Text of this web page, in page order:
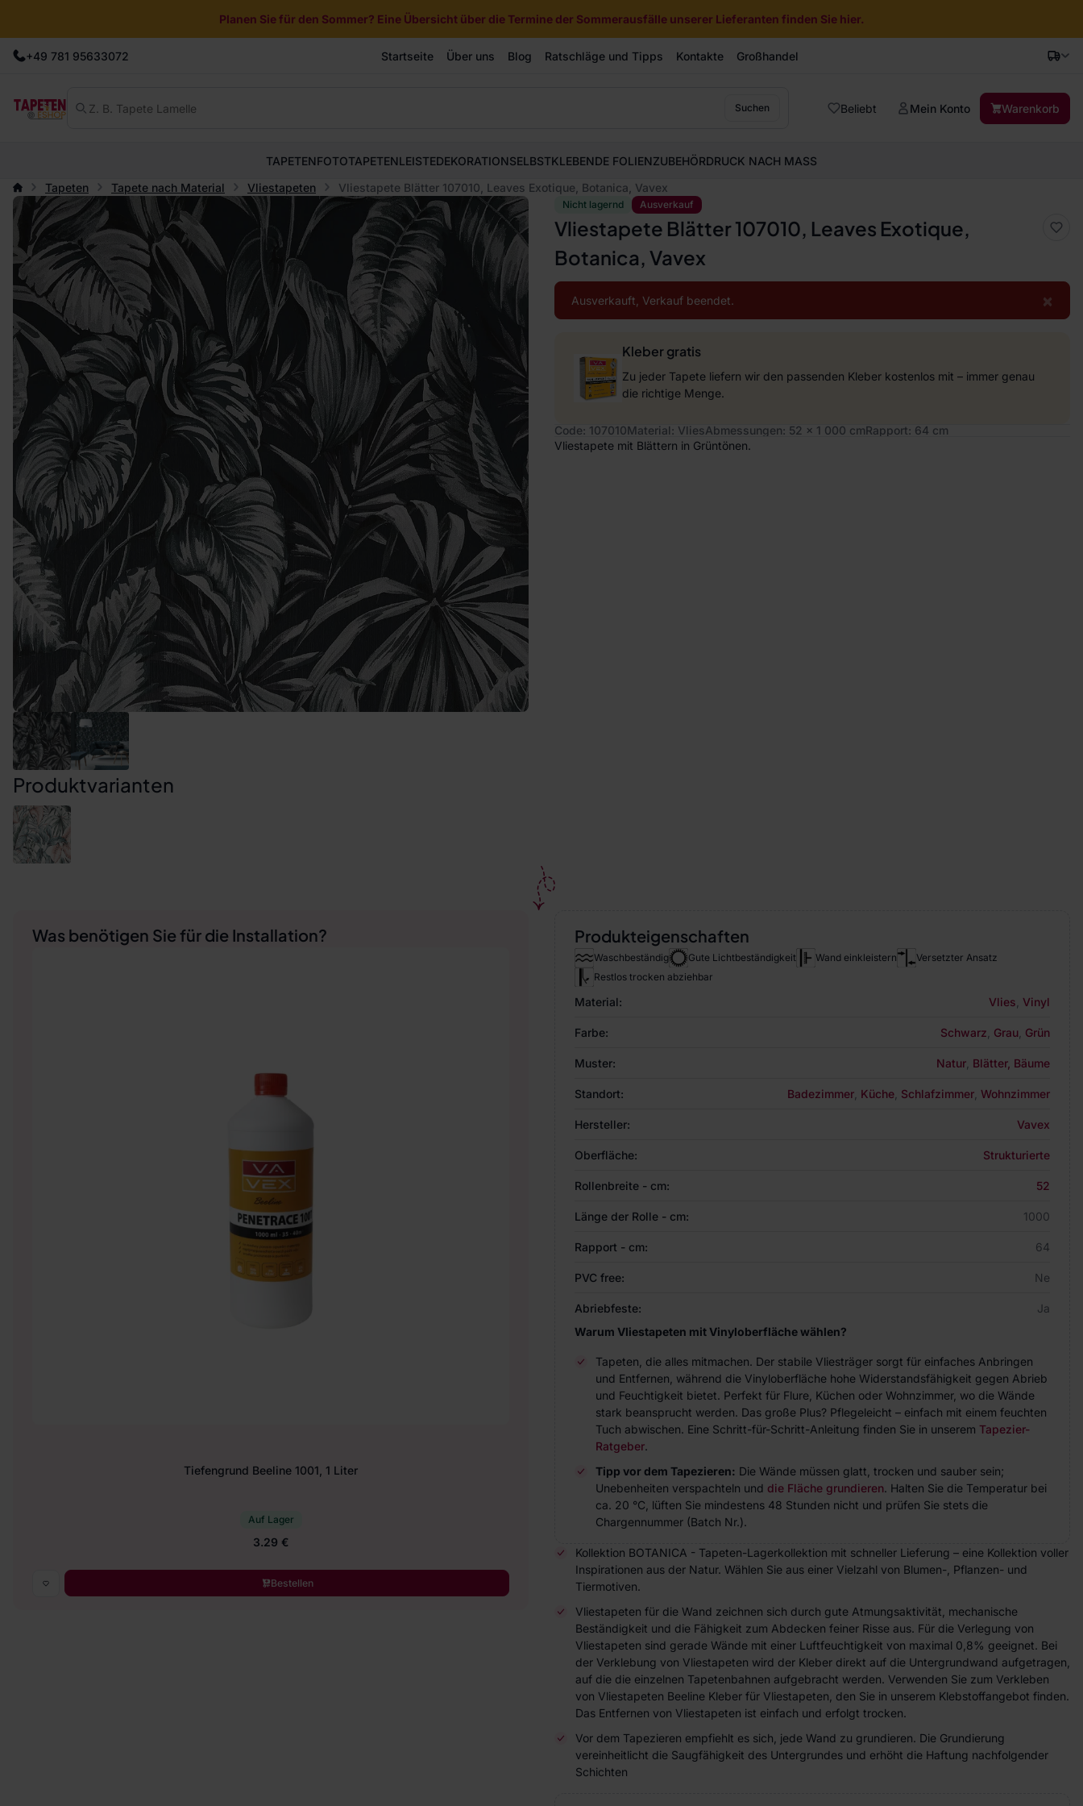
Planen Sie für den Sommer? Eine Übersicht über die Termine der Sommerausfälle unserer Lieferanten finden Sie hier.
+49 781 95633072 Startseite Über uns Blog Ratschläge und Tipps Kontakte Großhandel
Suchen Beliebt Mein Konto Warenkorb
TAPETENFOTOTAPETENLEISTEDEKORATIONSELBSTKLEBENDE FOLIENZUBEHÖRDRUCK NACH MASS
Tapeten
Tapete nach Material Vliestapeten Vliestapete Blätter 107010, Leaves Exotique, Botanica, Vavex
Nicht lagernd Ausverkauf
Vliestapete Blätter 107010, Leaves Exotique,
Botanica, Vavex
×
Ausverkauft, Verkauf beendet.
Kleber gratis
Zu jeder Tapete liefern wir den passenden Kleber kostenlos mit – immer genau
die richtige Menge.
Code: 107010Material: VliesAbmessungen: 52 x 1 000 cmRapport: 64 cm
Vliestapete mit Blättern in Grüntönen.
Produktvarianten
Produkteigenschaften
Waschbeständig Gute Lichtbeständigkeit Wand einkleistern
Versetzter Ansatz
Restlos trocken abziehbar
Material: Vlies Vinyl
Farbe: Schwarz Grau Grün
Muster: Natur Blätter, Bäume
Standort: Badezimmer Küche Schlafzimmer Wohnzimmer
Hersteller: Vavex
Oberfläche: Strukturierte
Rollenbreite - cm: 52
Länge der Rolle - cm: 1000
Rapport - cm: 64
PVC free: Ne
Abriebfeste:
Ja
Warum Vliestapeten mit Vinyloberfläche wählen?
Tapeten, die alles mitmachen. Der stabile Vliesträger sorgt für einfaches Anbringen
und Entfernen, während die Vinyloberfläche hohe Widerstandsfähigkeit gegen Abrieb
und Feuchtigkeit bietet. Perfekt für Flure, Küchen oder Wohnzimmer, wo die Wände
stark beansprucht werden. Das große Plus? Pflegeleicht – einfach mit einem feuchten
Tuch abwischen. Eine Schritt-für-Schritt-Anleitung finden Sie in unserem Tapezier-
Ratgeber.
Tipp vor dem Tapezieren: Die Wände müssen glatt, trocken und sauber sein;
Unebenheiten verspachteln und die Fläche grundieren. Halten Sie die Temperatur bei
ca. 20 °C, lüften Sie mindestens 48 Stunden nicht und prüfen Sie stets die
Chargennummer (Batch Nr.).
Kollektion BOTANICA - Tapeten-Lagerkollektion mit schneller Lieferung – eine Kollektion voller
Inspirationen aus der Natur. Wählen Sie aus einer Vielzahl von Blumen-, Pflanzen- und
Tiermotiven.
Vliestapeten für die Wand zeichnen sich durch gute Atmungsaktivität, mechanische
Beständigkeit und die Fähigkeit zum Abdecken feiner Risse aus. Für die Verlegung von
Vliestapeten sind gerade Wände mit einer Luftfeuchtigkeit von maximal 0,8% geeignet. Bei
der Verklebung von Vliestapeten wird der Kleber direkt auf die Untergrundwand aufgetragen,
auf die die einzelnen Tapetenbahnen aufgebracht werden. Verwenden Sie zum Verkleben
von Vliestapeten Beeline Kleber für Vliestapeten, den Sie in unserem Klebstoffangebot finden.
Das Entfernen von Vliestapeten ist einfach und erfolgt trocken.
Vor dem Tapezieren empfiehlt es sich, jede Wand zu grundieren. Die Grundierung
vereinheitlicht die Saugfähigkeit des Untergrundes und erhöht die Haftung nachfolgender
Schichten
Was benötigen Sie für die Installation?
Tiefengrund Beeline 1001, 1 Liter
Auf Lager
3.29 €
Bestellen